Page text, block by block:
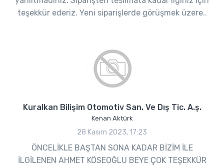
teşekkür ederiz. Yeni siparişlerde görüşmek üzere..
Kuralkan Bilişim Otomotiv San. Ve Dış Tic. A.ş.
Kenan Aktürk
28 Kasım 2023, 17:23
ÖNCELİKLE BAŞTAN SONA KADAR BİZİM İLE
İLGİLENEN AHMET KÖSEOĞLU BEYE ÇOK TEŞEKKÜR